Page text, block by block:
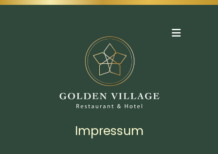
Zum Inhalt springen
Impressum